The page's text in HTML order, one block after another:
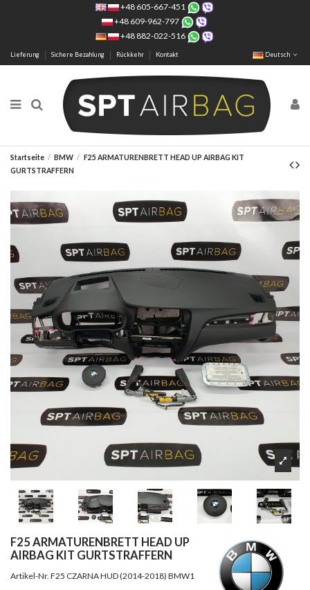
+48 605-667-451
+48 609-962-797
+48 882-022-516
Lieferung Sichere Bezahlung Rückkehr Kontakt Deutsch
Startseite BMW
F25 ARMATURENBRETT HEAD UP AIRBAG KIT
GURTSTRAFFERN
F25 ARMATURENBRETT HEAD UP
AIRBAG KIT GURTSTRAFFERN
Artikel-Nr. F25 CZARNA HUD (2014-2018) BMW1